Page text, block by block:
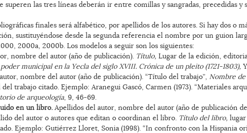
superen las tres líneas deberán ir entre comillas y sangradas, precedidas y
finales será alfabético, por apellidos de los autores. Si hay dos o
sustituyéndose desde la segunda referencia el nombre por un guion
2000a, 2000b. Los modelos a seguir son los siguientes:
nombre del autor (año de publicación). Título, Lugar de la edición,
municipal en la Yecla del siglo XVIII. Crónica de un pleito (1721-1803),
nombre del autor (año de publicación). “Título del trabajo”, Nombre
trabajo citado. Ejemplo: Aranegui Gascó, Carmen (1973). “Materiales
de arqueología, 9, 46-69.
en un libro. Apellidos del autor, nombre del autor (año de publicación
del autor o autores que editan o coordinan el libro. Título del libro,
Ejemplo: Gutiérrez Lloret, Sonia (1998). “In confronto con la Hispania